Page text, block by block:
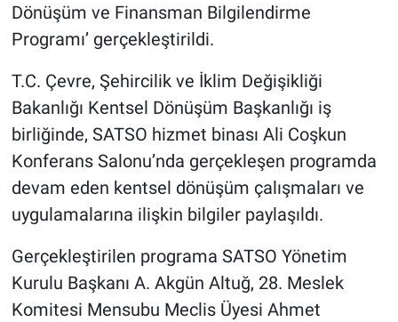
Dönüşüm ve Finansman Bilgilendirme
Programı’ gerçekleştirildi.
T.C. Çevre, Şehircilik ve İklim Değişikliği
Bakanlığı Kentsel Dönüşüm Başkanlığı iş
birliğinde, SATSO hizmet binası Ali Coşkun
Konferans Salonu’nda gerçekleşen programda
devam eden kentsel dönüşüm çalışmaları ve
uygulamalarına ilişkin bilgiler paylaşıldı.
Gerçekleştirilen programa SATSO Yönetim
Kurulu Başkanı A. Akgün Altuğ, 28. Meslek
Komitesi Mensubu Meclis Üyesi Ahmet